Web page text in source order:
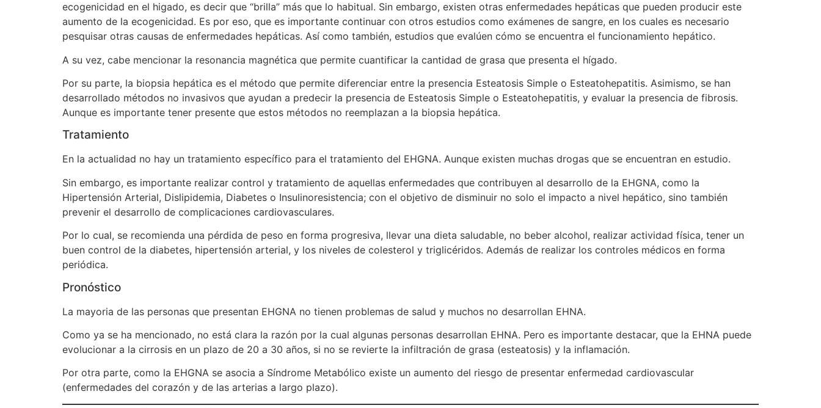
ecogenicidad en el higado, es decir que “brilla” más que lo habitual. Sin embargo, existen otras enfermedades hepáticas que pueden producir este
aumento de la ecogenicidad. Es por eso, que es importante continuar con otros estudios como exámenes de sangre, en los cuales es necesario
pesquisar otras causas de enfermedades hepáticas. Así como también, estudios que evalúen cómo se encuentra el funcionamiento hepático.
A su vez, cabe mencionar la resonancia magnética que permite cuantificar la cantidad de grasa que presenta el hígado.
Por su parte, la biopsia hepática es el método que permite diferenciar entre la presencia Esteatosis Simple o Esteatohepatitis. Asimismo, se han
desarrollado métodos no invasivos que ayudan a predecir la presencia de Esteatosis Simple o Esteatohepatitis, y evaluar la presencia de fibrosis.
Aunque es importante tener presente que estos métodos no reemplazan a la biopsia hepática.
Tratamiento
En la actualidad no hay un tratamiento específico para el tratamiento del EHGNA. Aunque existen muchas drogas que se encuentran en estudio.
Sin embargo, es importante realizar control y tratamiento de aquellas enfermedades que contribuyen al desarrollo de la EHGNA, como la
Hipertensión Arterial, Dislipidemia, Diabetes o Insulinoresistencia; con el objetivo de disminuir no solo el impacto a nivel hepático, sino también
prevenir el desarrollo de complicaciones cardiovasculares.
Por lo cual, se recomienda una pérdida de peso en forma progresiva, llevar una dieta saludable, no beber alcohol, realizar actividad física, tener un
buen control de la diabetes, hipertensión arterial, y los niveles de colesterol y triglicéridos. Además de realizar los controles médicos en forma
periódica.
Pronóstico
La mayoria de las personas que presentan EHGNA no tienen problemas de salud y muchos no desarrollan EHNA.
Como ya se ha mencionado, no está clara la razón por la cual algunas personas desarrollan EHNA. Pero es importante destacar, que la EHNA puede
evolucionar a la cirrosis en un plazo de 20 a 30 años, si no se revierte la infiltración de grasa (esteatosis) y la inflamación.
Por otra parte, como la EHGNA se asocia a Síndrome Metabólico existe un aumento del riesgo de presentar enfermedad cardiovascular
(enfermedades del corazón y de las arterias a largo plazo).